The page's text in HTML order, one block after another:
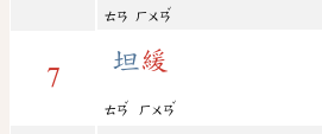
ㄊㄢ ㄏㄨㄢ
ˇ
7
坦緩
ㄊㄢ
ˇ
ㄏㄨㄢ
ˇ